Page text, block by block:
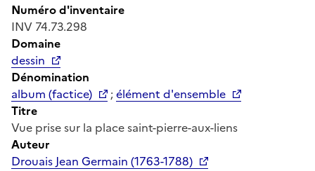
Numéro d'inventaire
INV 74.73.298
Domaine
dessin
Dénomination
album (factice)
;élément d'ensemble
Titre
Vue prise sur la place saint-pierre-aux-liens
Auteur
Drouais Jean Germain (1763-1788)